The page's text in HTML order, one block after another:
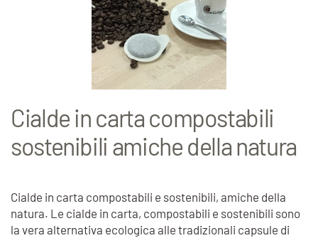
Cialde in carta compostabili
sostenibili amiche della natura
Cialde in carta compostabili e sostenibili, amiche della
natura. Le cialde in carta, compostabili e sostenibili sono
la vera alternativa ecologica alle tradizionali capsule di